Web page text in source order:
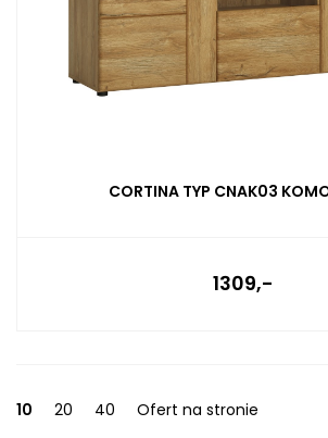
CORTINA TYP CNAK03
1309,-
10 20 40 Ofert na stronie